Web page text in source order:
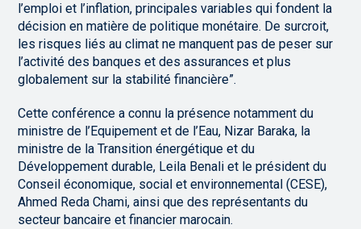
l’emploi et l’inflation, principales variables qui fondent la
décision en matière de politique monétaire. De surcroit,
les risques liés au climat ne manquent pas de peser sur
l’activité des banques et des assurances et plus
globalement sur la stabilité financière”.
Cette conférence a connu la présence notamment du
ministre de l’Equipement et de l’Eau, Nizar Baraka, la
ministre de la Transition énergétique et du
Développement durable, Leila Benali et le président du
Conseil économique, social et environnemental (CESE),
Ahmed Reda Chami, ainsi que des représentants du
secteur bancaire et financier marocain.